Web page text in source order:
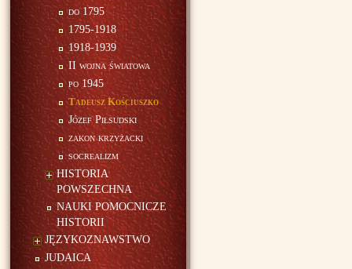
do 1795
1795-1918
1918-1939
II wojna światowa
po 1945
Tadeusz Kościuszko
Józef Piłsudski
zakon krzyżacki
socrealizm
HISTORIA
POWSZECHNA
NAUKI POMOCNICZE
HISTORII
JĘZYKOZNAWSTWO
JUDAICA